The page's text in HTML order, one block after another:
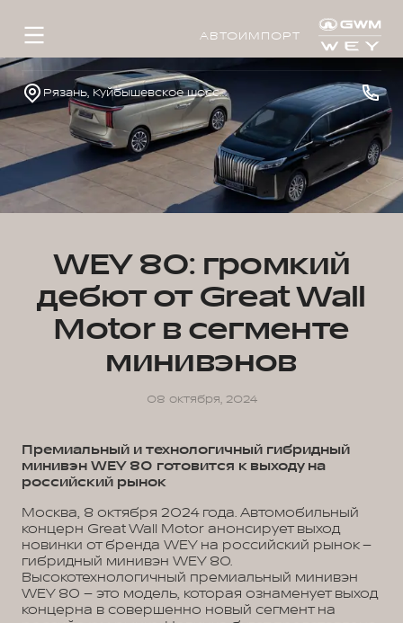
АВТОИМПОРТ
Рязань, Куйбышевское шоссе, д. 40, стр. 1
WEY 80: громкий
дебют от Great Wall
Motor в сегменте
минивэнов
08 октября, 2024
Премиальный и технологичный гибридный
минивэн WEY 80 готовится к выходу на
российский рынок
Москва, 8 октября 2024 года. Автомобильный
концерн Great Wall Motor анонсирует выход
новинки от бренда WEY на российский рынок –
гибридный минивэн WEY 80.
Высокотехнологичный премиальный минивэн
WEY 80 – это модель, которая ознаменует выход
концерна в совершенно новый сегмент на